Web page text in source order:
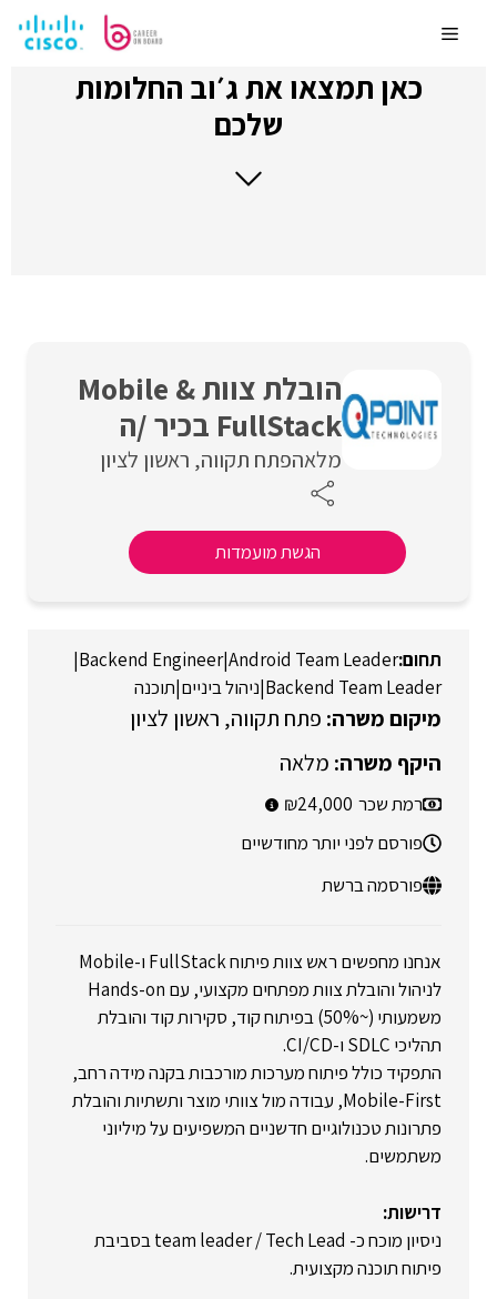
לתוכןMenu
כאן תמצאו את ג׳וב החלומות
שלכם
הובלת צוות Mobile &
FullStack בכיר /ה
מלאהפתח תקווה ראשון לציון
הגשת מועמדות
Android Team Leader
|
Backend Engineer
|
Backend Team Leader
|ניהול ביניים|תוכנה
פתח תקווה ראשון לציון
מלאה
רמת שכר 24,000
פורסם לפני יותר מחודשיים
פורסמה ברשת
אנחנו מחפשים ראש צוות פיתוח FullStack ו-Mobile
לניהול והובלת צוות מפתחים מקצועי, עם Hands-on
משמעותי (~50%) בפיתוח קוד, סקירות קוד והובלת
תהליכי SDLC ו-CI/CD.
התפקיד כולל פיתוח מערכות מורכבות בקנה מידה רחב,
Mobile-First, עבודה מול צוותי מוצר ותשתיות והובלת
פתרונות טכנולוגיים חדשניים המשפיעים על מיליוני
משתמשים.
דרישות:
ניסיון מוכח כ- team leader / Tech Lead בסביבת
פיתוח תוכנה מקצועית.